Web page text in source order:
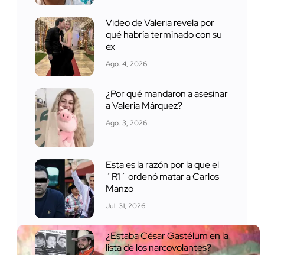
Video de Valeria revela por
qué habría terminado con su
ex
Ago. 4, 2026
¿Por qué mandaron a asesinar
a Valeria Márquez?
Ago. 3, 2026
Esta es la razón por la que el
´R1´ ordenó matar a Carlos
Manzo
Jul. 31, 2026
¿Estaba César Gastélum en la
lista de los narcovolantes?